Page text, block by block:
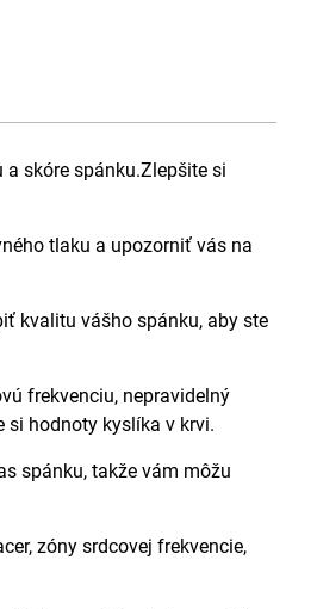
skóre spánku.Zlepšite si
tlaku a upozorniť vás na
kvalitu vášho spánku, aby ste
frekvenciu, nepravidelný
si hodnoty kyslíka v krvi.
spánku, takže vám môžu
zóny srdcovej frekvencie,